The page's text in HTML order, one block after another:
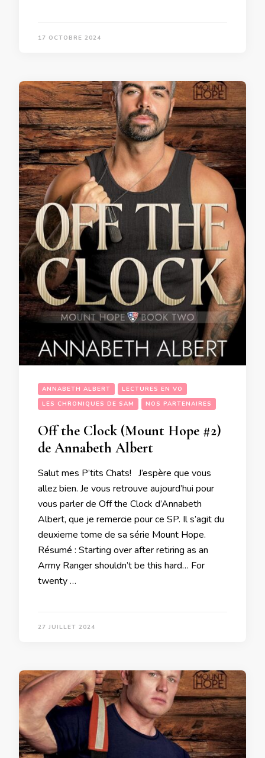
17 OCTOBRE 2024
ANNABETH ALBERT
LECTURES EN VO
LES CHRONIQUES DE SAM
NOS PARTENAIRES
Off the Clock (Mount Hope #2)
de Annabeth Albert
Salut mes P’tits Chats! J’espère que vous
allez bien. Je vous retrouve aujourd’hui pour
vous parler de Off the Clock d’Annabeth
Albert, que je remercie pour ce SP. Il s’agit du
deuxieme tome de sa série Mount Hope.
Résumé : Starting over after retiring as an
Army Ranger shouldn’t be this hard… For
twenty …
27 JUILLET 2024